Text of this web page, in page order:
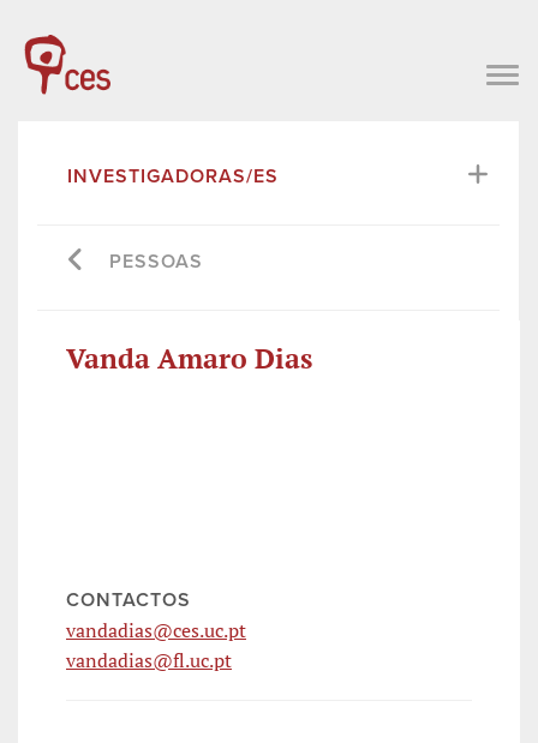
INVESTIGADORAS/ES
PESSOAS
Vanda Amaro Dias
CONTACTOS
vandadias@ces.uc.pt
vandadias@fl.uc.pt